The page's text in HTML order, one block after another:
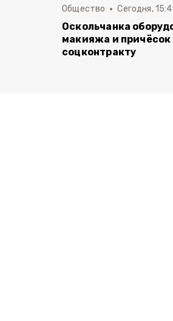
Общество Сегодня,
Оскольчанка
макияжа и причёсок
соцконтракту